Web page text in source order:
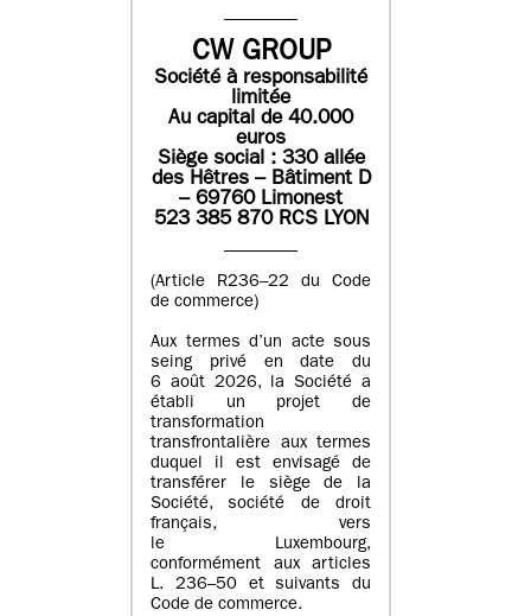
CW GROUP
Société à responsabilité
limitée
Au capital de 40.000
euros
Siège social : 330 allée
des Hêtres – Bâtiment D
– 69760 Limonest
523 385 870 RCS LYON
(Article R236–22 du Code
de commerce)
Aux termes d’un acte sous
seing privé en date du
6 août 2026, la Société a
établi un projet de
transformation
transfrontalière aux termes
duquel il est envisagé de
transférer le siège de la
Société, société de droit
français, vers
le Luxembourg,
conformément aux articles
L. 236–50 et suivants du
Code de commerce.